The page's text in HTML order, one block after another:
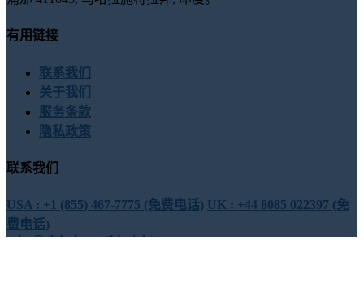
有用链接
联系我们
关于我们
服务条款
隐私政策
联系我们
USA : +1 (855) 467-7775 (免费电话) UK : +44 8085 022397 (免
费电话)
sales@globalgrowthinsights.com